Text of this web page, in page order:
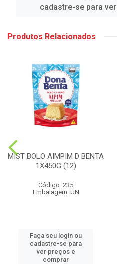
cadastre-se para
Produtos Relacionados
MIST BOLO AIMPIM D BENTA
1X450G (12)
Código: 235
Embalagem: UN
Faça seu login ou
cadastre-se para
ver preços e
comprar